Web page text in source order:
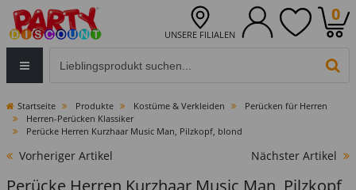
UNSERE FILIALEN
0
Startseite Produkte Kostüme & Verkleiden
Perücken für Herren
Herren-Perücken Klassiker
Perücke Herren Kurzhaar Music Man, Pilzkopf, blond
Vorheriger Artikel Nächster Artikel
Perücke Herren Kurzhaar Music Man, Pilzkopf,